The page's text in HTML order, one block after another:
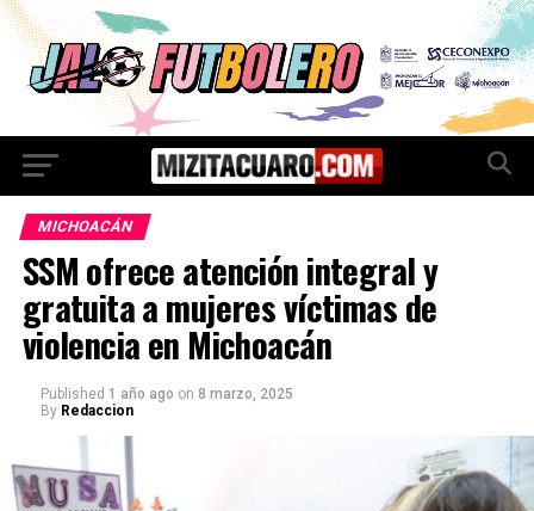
MICHOACÁN
SSM ofrece atención integral y
gratuita a mujeres víctimas de
violencia en Michoacán
Published 1 año ago on 8 marzo, 2025
By Redaccion